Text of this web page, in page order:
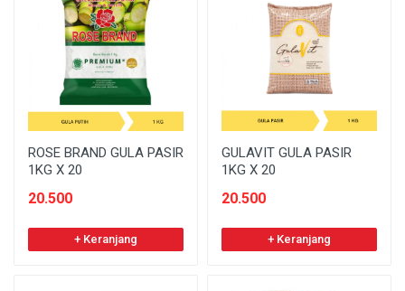
ROSE BRAND GULA PASIR
1KG X 20
20.500
+ Keranjang
GULAVIT GULA PASIR
1KG X 20
20.500
+ Keranjang